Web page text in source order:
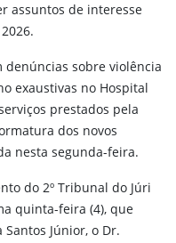
assuntos de interesse
denúncias sobre violência
exaustivas no Hospital
prestados pela
dos novos
nesta segunda-feira.
do 2º Tribunal do Júri
quinta-feira (4), que
Júnior, o Dr.